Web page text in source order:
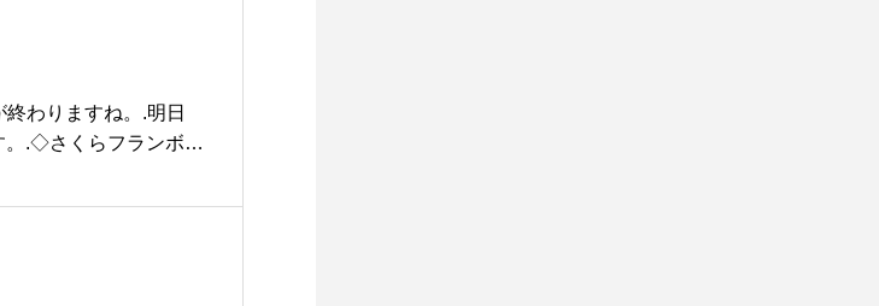
プー#松江市ペットサ
ンド #haus_matsue #
わりますね。.明日
。.◇さくらフランボワ
さくらの風味と甘酸
。もちろんテイクア
でぜひお試し下さい